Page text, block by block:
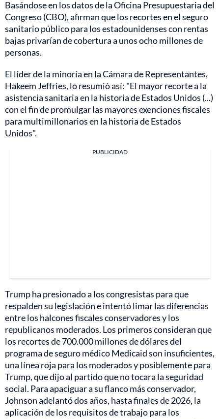
Basándose en los datos de la Oficina Presupuestaria del
Congreso (CBO), afirman que los recortes en el seguro
sanitario público para los estadounidenses con rentas
bajas privarían de cobertura a unos ocho millones de
personas.
El líder de la minoría en la Cámara de Representantes,
Hakeem Jeffries, lo resumió así: "El mayor recorte a la
asistencia sanitaria en la historia de Estados Unidos (...)
con el fin de promulgar las mayores exenciones fiscales
para multimillonarios en la historia de Estados
Unidos".
PUBLICIDAD
Trump ha presionado a los congresistas para que
respalden su legislación e intentó limar las diferencias
entre los halcones fiscales conservadores y los
republicanos moderados. Los primeros consideran que
los recortes de 700.000 millones de dólares del
programa de seguro médico Medicaid son insuficientes,
una línea roja para los moderados y posiblemente para
Trump, que dijo al partido que no tocara la seguridad
social. Para apaciguar a su flanco más conservador,
Johnson adelantó dos años, hasta finales de 2026, la
aplicación de los requisitos de trabajo para los